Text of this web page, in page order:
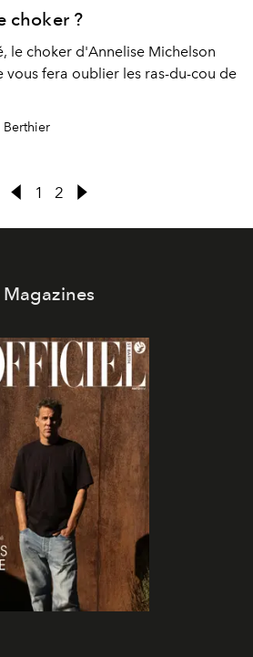
choker ?
le choker d'Annelise Michelson
vous fera oublier les ras-du-cou de
Berthier
1 2
Magazines